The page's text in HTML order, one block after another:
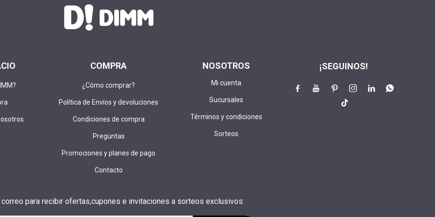
COMPRA
¿Cómo comprar?
Política de Envíos y devoluciones
Condiciones de compra
Preguntas
Promociones y planes de pago
Contacto
NOSOTROS
Mi cuenta
Sucursales
Términos y condiciones
Sorteos
correo para recibir ofertas,cupones e invitaciones a sorteos exclusivos:
¡SEGUINOS!
    

